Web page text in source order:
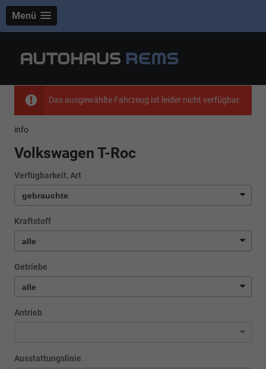
Menü
Das ausgewählte Fahrzeug ist leider nicht verfügbar.
info
Volkswagen T-Roc
Verfügbarkeit, Art
Kraftstoff
Getriebe
Antrieb
Ausstattungslinie